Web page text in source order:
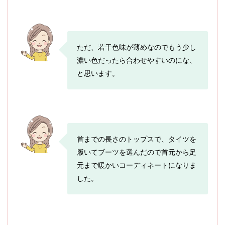
ただ、若干色味が薄めなのでもう少し
濃い色だったら合わせやすいのにな、
と思います。
首までの長さのトップスで、タイツを
履いてブーツを選んだので首元から足
元まで暖かいコーディネートになりま
した。